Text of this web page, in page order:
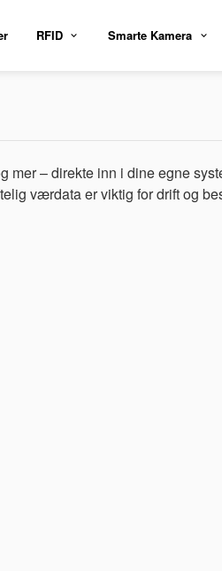
RFID Smarte Kamera
mer – direkte inn i dine egne
værdata er viktig for drift og